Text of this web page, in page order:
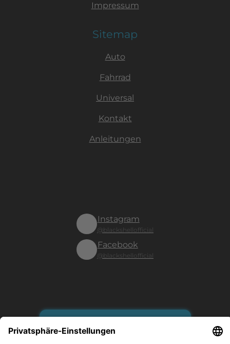
Impressum
Sitemap
Auto
Fahrrad
Universal
Kontakt
Anleitungen
Instagram
@blackshellofficial
Facebook
@blackshellofficial
Es gilt unsere Datenschutzerklärung